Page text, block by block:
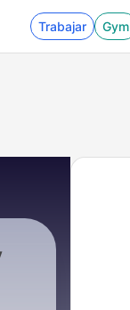
Trabajar Gym